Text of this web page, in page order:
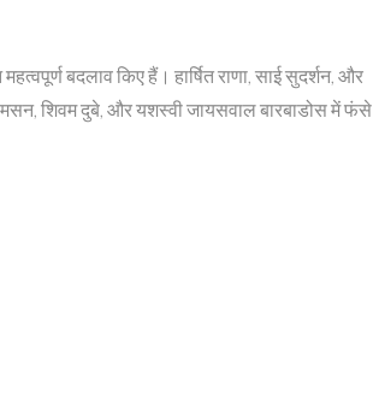
बदलाव किए हैं। हार्षित राणा, साई सुदर्शन, और
शिवम दुबे, और यशस्वी जायसवाल बारबाडोस में फंसे